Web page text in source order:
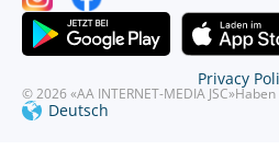
© 2026 «AA INTERNET-MEDIA JSC»
Deutsch
Privacy